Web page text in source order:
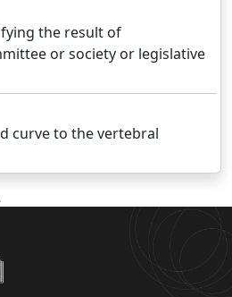
the result of
or society or legislative
curve to the vertebral